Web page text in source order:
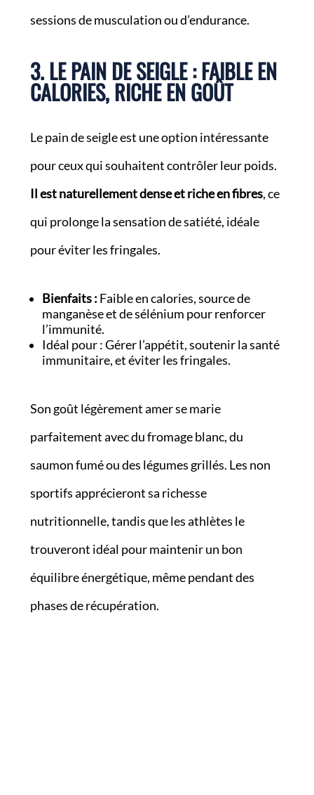
sessions de musculation ou d’endurance.
3. LE PAIN DE SEIGLE : FAIBLE EN
CALORIES, RICHE EN GOÛT
Le pain de seigle est une option intéressante
pour ceux qui souhaitent contrôler leur poids.
Il est naturellement dense et riche en fibres, ce
qui prolonge la sensation de satiété, idéale
pour éviter les fringales.
Bienfaits : Faible en calories, source de
manganèse et de sélénium pour renforcer
l’immunité.
Idéal pour : Gérer l’appétit, soutenir la santé
immunitaire, et éviter les fringales.
Son goût légèrement amer se marie
parfaitement avec du fromage blanc, du
saumon fumé ou des légumes grillés. Les non
sportifs apprécieront sa richesse
nutritionnelle, tandis que les athlètes le
trouveront idéal pour maintenir un bon
équilibre énergétique, même pendant des
phases de récupération.